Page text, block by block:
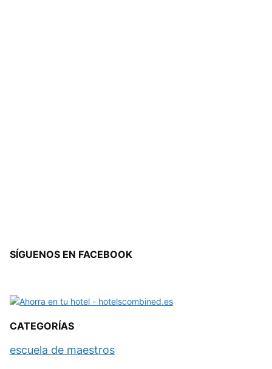
SÍGUENOS EN FACEBOOK
CATEGORÍAS
escuela de maestros